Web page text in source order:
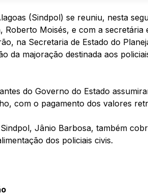
(Sindpol) se reuniu, nesta
Roberto Moisés, e com a secretária
na Secretaria de Estado do
da majoração destinada aos
do Governo do Estado
com o pagamento dos valores
Jânio Barbosa, também
dos policiais civis.